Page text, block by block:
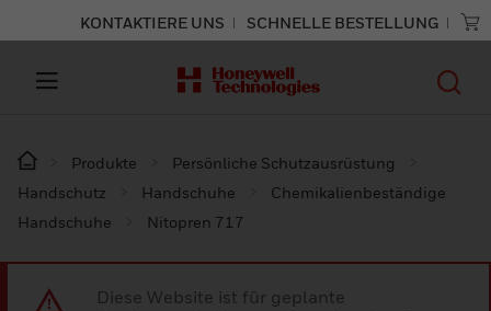
KONTAKTIERE UNS SCHNELLE BESTELLUNG
Produkte
Persönliche Schutzausrüstung
Handschutz
Handschuhe
Chemikalienbeständige
Handschuhe
Nitopren 717
Diese Website ist für geplante